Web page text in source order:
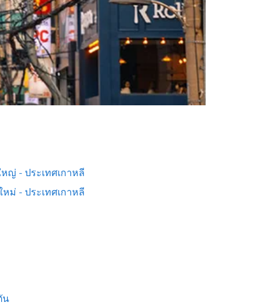
ญ่ - ประเทศเกาหลี
หม่ - ประเทศเกาหลี
น